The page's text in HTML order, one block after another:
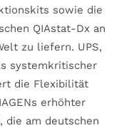
sowie die
QIAstat-Dx an
zu liefern. UPS,
systemkritischer
die Flexibilität
erhöhter
die am deutschen